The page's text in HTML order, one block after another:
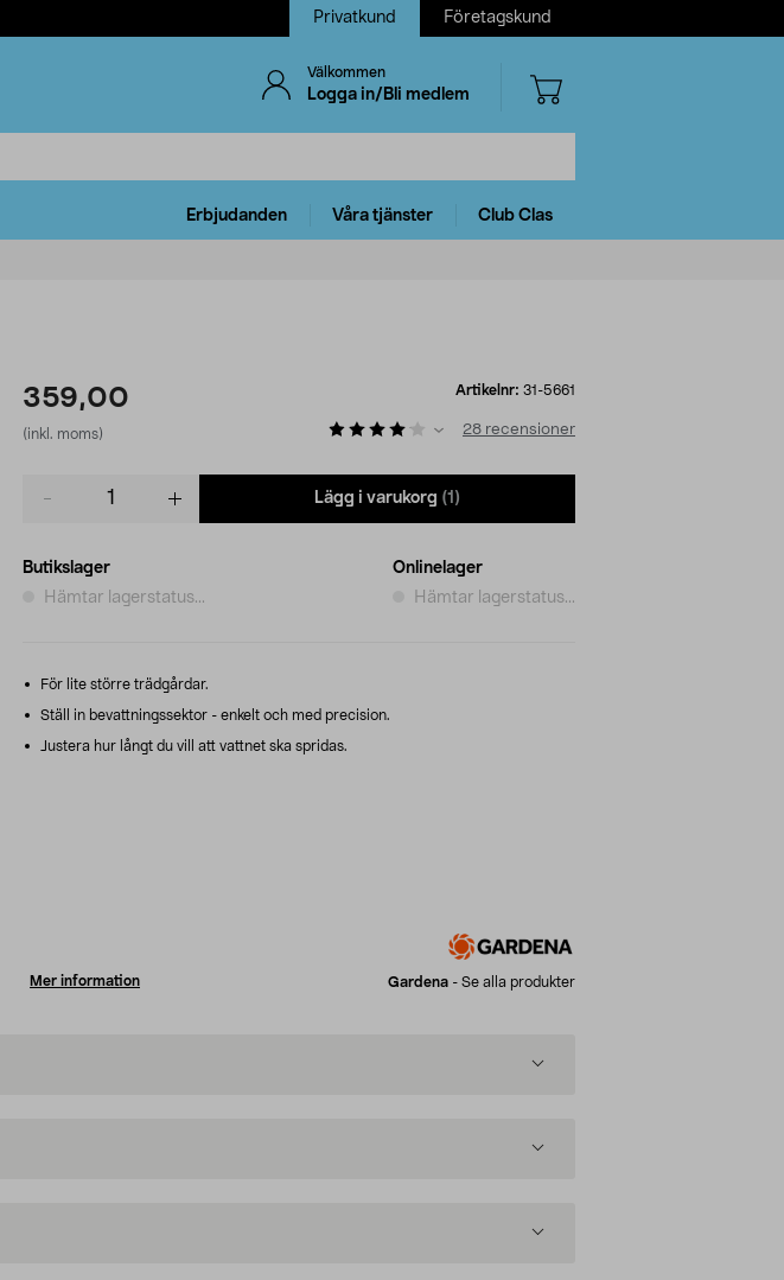
Privatkund Företagskund
Välkommen
Logga in/Bli medlem
Erbjudanden Våra tjänster Club Clas
359,00
(inkl. moms)
Artikelnr: 31-5661
28 recensioner
Lägg i varukorg (1)
Butikslager
Hämtar lagerstatus...
Onlinelager
Hämtar lagerstatus...
För lite större trädgårdar.
Ställ in bevattningssektor - enkelt och med precision.
Justera hur långt du vill att vattnet ska spridas.
Mer information Gardena - Se alla produkter